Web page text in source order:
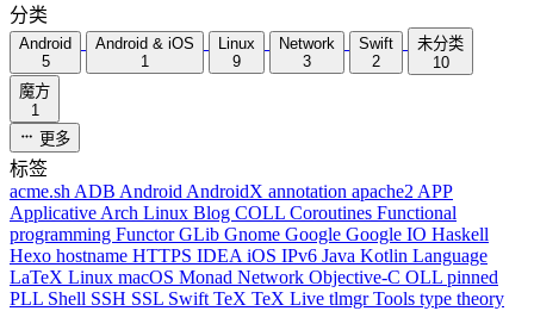
分类
Android
5
Android & iOS
1
Linux
9
Network
3
Swift
2
未分类
10
魔方
1
更多
标签
acme.sh ADB Android AndroidX annotation apache2 APP
Applicative Arch Linux Blog COLL Coroutines Functional
programming FunctorGLib Gnome Google Google IO Haskell
Hexo hostname HTTPS IDEA iOS IPv6 Java Kotlin Language
LaTeX Linux macOS Monad Network Objective-C OLL pinned
PLL Shell SSH SSL Swift TeX TeX Live tlmgrTools type theory